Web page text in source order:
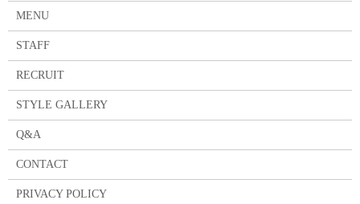
MENU
STAFF
RECRUIT
STYLE GALLERY
Q&A
CONTACT
PRIVACY POLICY